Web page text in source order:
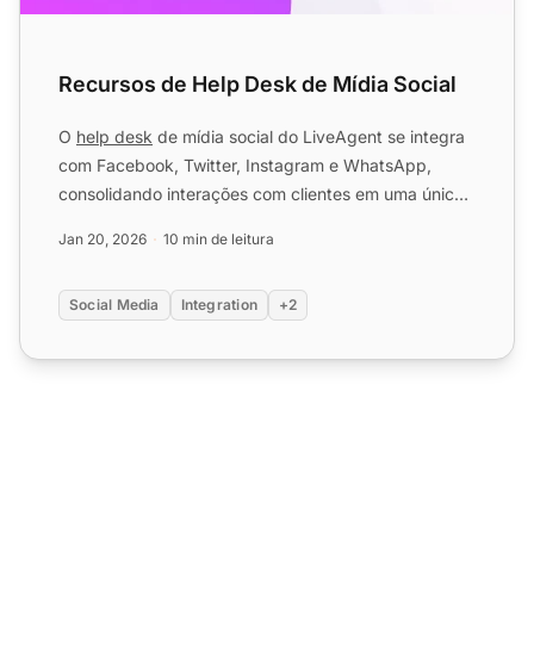
Recursos de Help Desk de Mídia Social
O help desk de mídia social do LiveAgent se integra
com Facebook, Twitter, Instagram e WhatsApp,
consolidando interações com clientes em uma única
Jan 20, 2026 10 min de leitura
Social Media Integration +2